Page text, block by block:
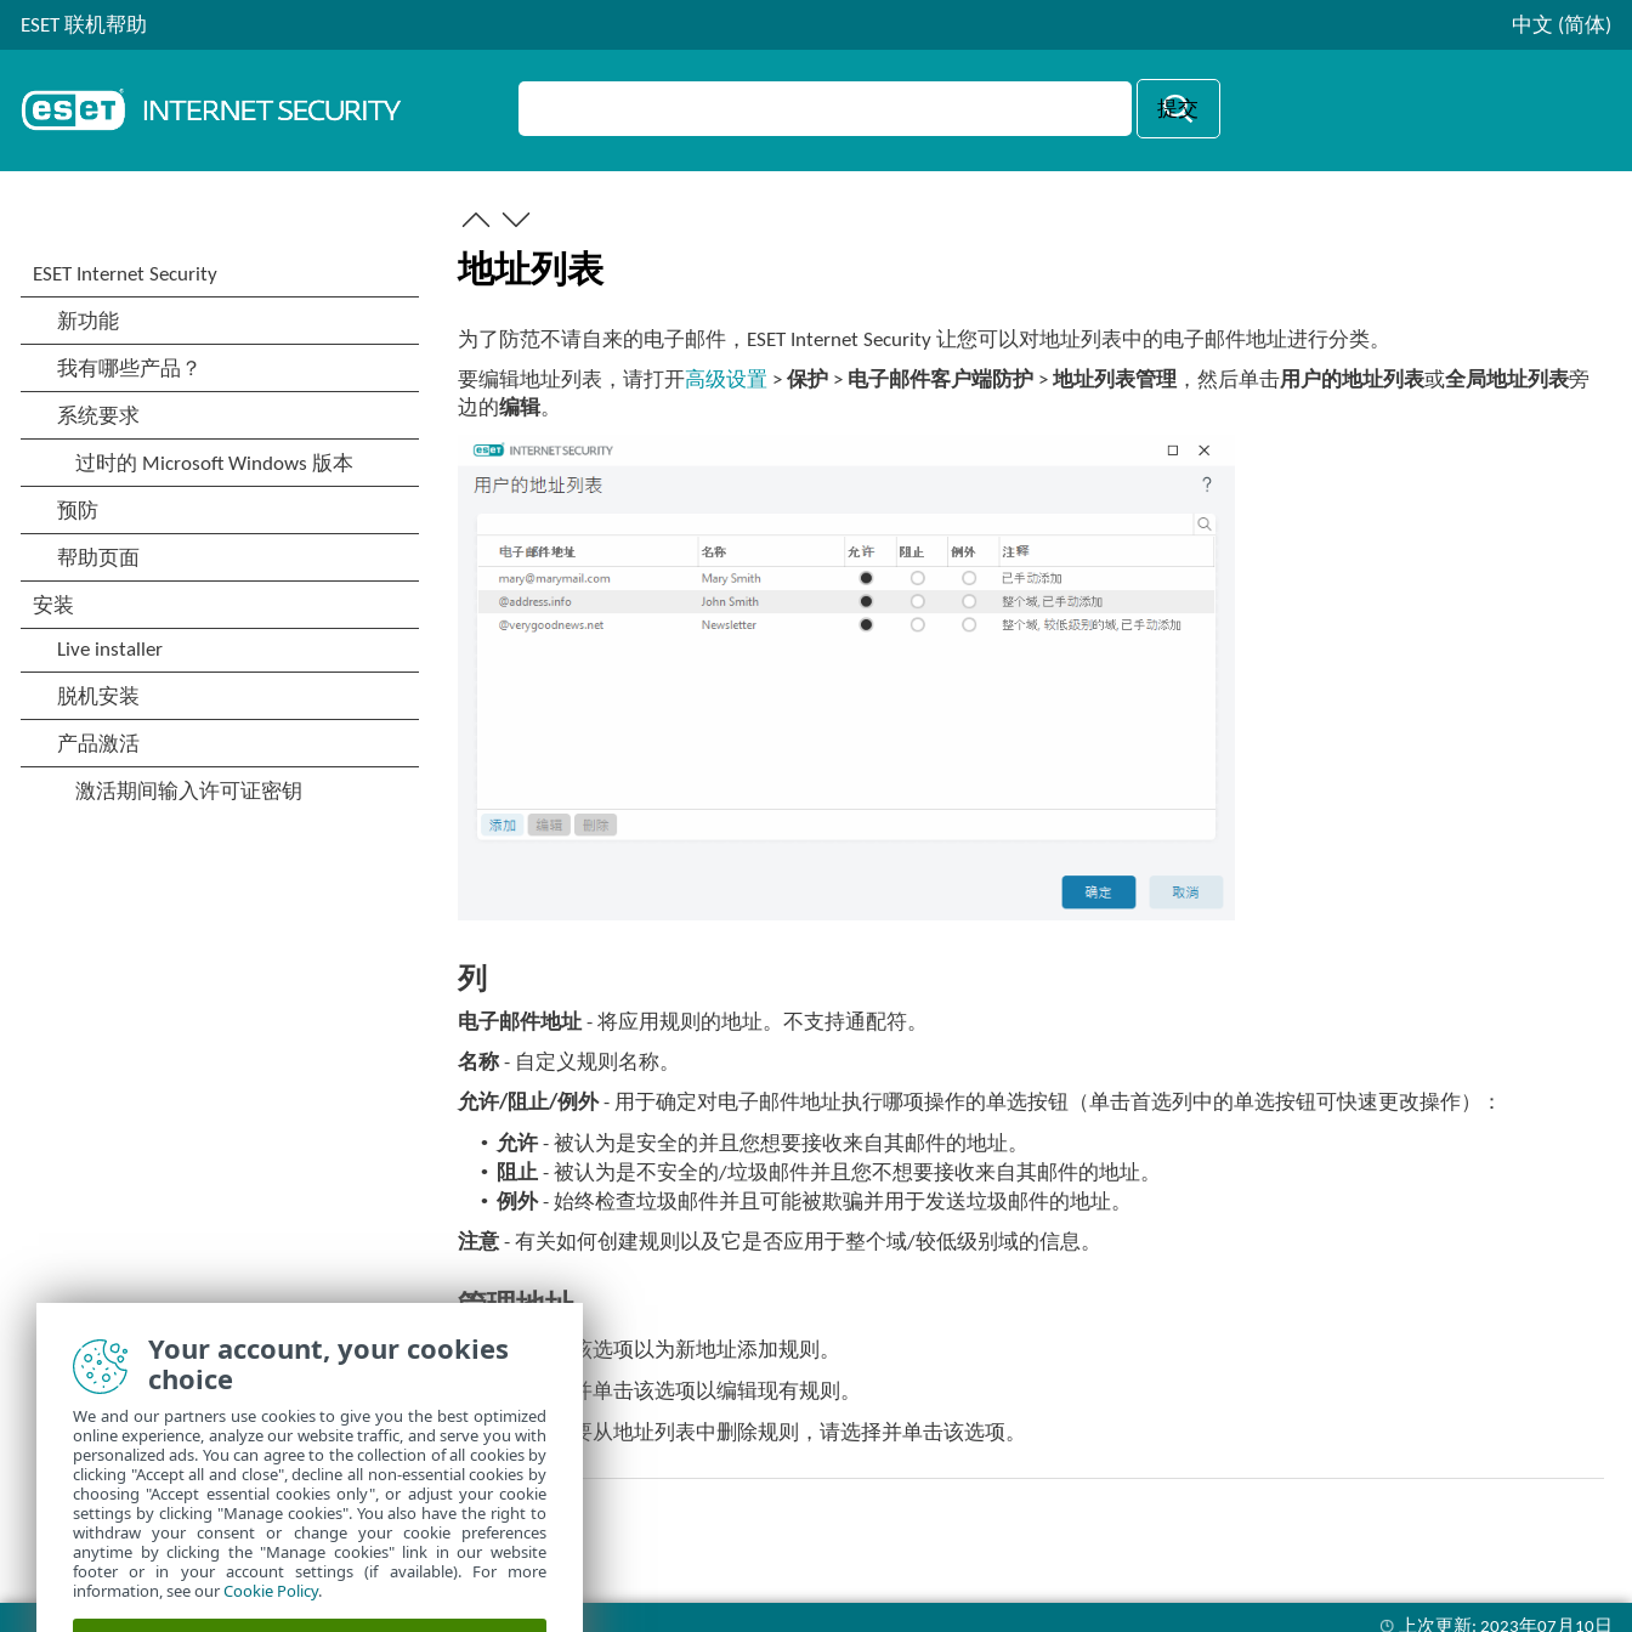
ESET 联机帮助 中文 (简体)
地址列表
为了防范不请自来的电子邮件，ESET Internet Security 让您可以对地址列表中的电子邮件地址进行分类。
要编辑地址列表，请打开高级设置 >保护 > 电子邮件客户端防护 >地址列表管理 ，然后单击用户的地址列表或全局地址列表旁
边的编辑。
列
电子邮件地址 - 将应用规则的地址。不支持通配符。
名称 - 自定义规则名称。
允许/阻止/例外- 用于确定对电子邮件地址执行哪项操作的单选按钮（单击首选列中的单选按钮可快速更改操作）：
• 允许- 被认为是安全的并且您想要接收来自其邮件的地址。
• 阻止 - 被认为是不安全的/垃圾邮件并且您不想要接收来自其邮件的地址。
• 例外- 始终检查垃圾邮件并且可能被欺骗并用于发送垃圾邮件的地址。
注意 - 有关如何创建规则以及它是否应用于整个域/较低级别域的信息。
管理地址
• 添加 - 单击该选项以为新地址添加规则。
- 选择并单击该选项以编辑现有规则。
• 删除- 如果要从地址列表中删除规则，请选择并单击该选项。
下载 PDF
Your account, your cookies
choice
We and our partners use cookies to give you the best optimized
online experience, analyze our website traffic, and serve you with
personalized ads. You can agree to the collection of all cookies by
clicking "Accept all and close", decline all non-essential cookies by
choosing "Accept essential cookies only", or adjust your cookie
settings by clicking "Manage cookies". You also have the right to
withdraw your consent or change your cookie preferences
anytime by clicking the "Manage cookies" link in our website
footer or in your account settings (if available). For more
information, see ourCookie Policy.